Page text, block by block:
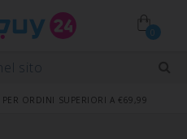
0
PER ORDINI SUPERIORI A €69,99